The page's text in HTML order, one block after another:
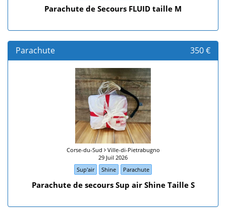
Parachute de Secours FLUID taille M
Parachute 350 €
Corse-du-Sud Ville-di-Pietrabugno
29 Juil 2026
Sup'air
Shine Parachute
Parachute de secours Sup air Shine Taille S